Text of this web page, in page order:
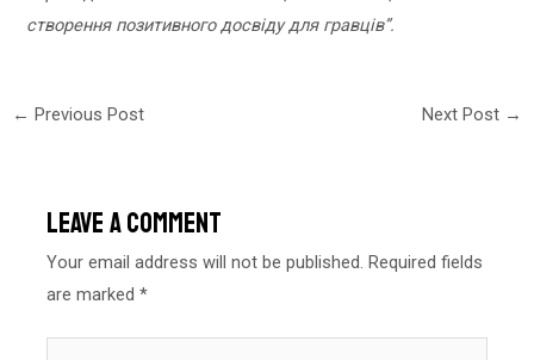
створення позитивного досвіду для гравців”.
← Previous Post Next Post →
Leave a Comment
Your email address will not be published. Required fields
are marked*